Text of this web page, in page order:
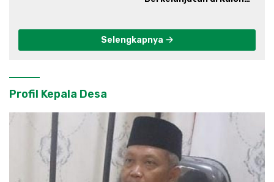
Selengkapnya
Profil Kepala Desa